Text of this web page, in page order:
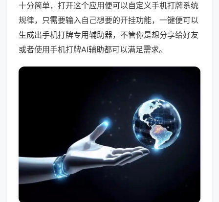
十分简单，打开这个应用便可以自定义手机打牌系统
规律，只需要输入自己想要的开挂功能，一键便可以
生成出手机打牌专用辅助器，不管你是想分享给好友
或者使用手机打牌AI辅助都可以满足需求。